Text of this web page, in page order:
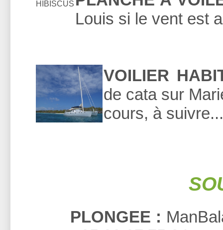
Louis si le vent est
VOILIER
de cata sur
cours, à suivre...
PLONGEE :